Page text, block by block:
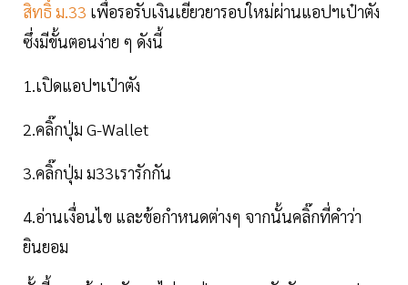
สิทธิ์ ม.33 เพื่อรอรับเงินเยียวยารอบใหม่ผ่านแอปฯเป๋าตัง
ซึ่งมีขั้นตอนง่าย ๆ ดังนี้
1.เปิดแอปฯเป๋าตัง
2.คลิ๊กปุ่ม G-Wallet
3.คลิ๊กปุ่ม ม33เรารักกัน
4.อ่านเงื่อนไข และข้อกำหนดต่างๆ จากนั้นคลิ๊กที่คำว่า
ยินยอม